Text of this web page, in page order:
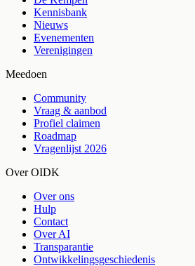
Kennisbank
Nieuws
Evenementen
Verenigingen
Meedoen
Community
Vraag & aanbod
Profiel claimen
Roadmap
Vragenlijst 2026
Over OIDK
Over ons
Hulp
Contact
Over AI
Transparantie
Ontwikkelingsgeschiedenis